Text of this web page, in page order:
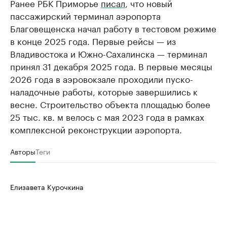
Ранее РБК Приморье писал, что новый
пассажирский терминал аэропорта
Благовещенска начал работу в тестовом режиме
в конце 2025 года. Первые рейсы — из
Владивостока и Южно-Сахалинска — терминал
принял 31 декабря 2025 года. В первые месяцы
2026 года в аэровокзале проходили пуско-
наладочные работы, которые завершились к
весне. Строительство объекта площадью более
25 тыс. кв. м велось с мая 2023 года в рамках
комплексной реконструкции аэропорта.
АвторыТеги
Елизавета Курочкина